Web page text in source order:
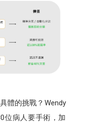
體的挑戰？Wendy
位病人要手術，加